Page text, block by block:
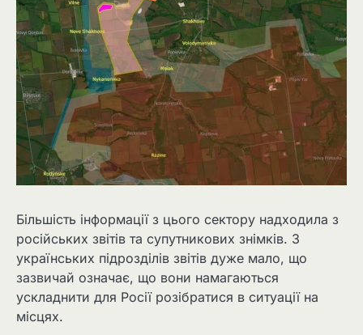
Більшість інформації з цього сектору надходила з
російських звітів та супутникових знімків. З
українських підрозділів звітів дуже мало, що
зазвичай означає, що вони намагаються
ускладнити для Росії розібратися в ситуації на
місцях.